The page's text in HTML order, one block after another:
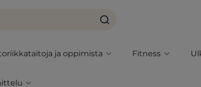
ja oppimista Fitness